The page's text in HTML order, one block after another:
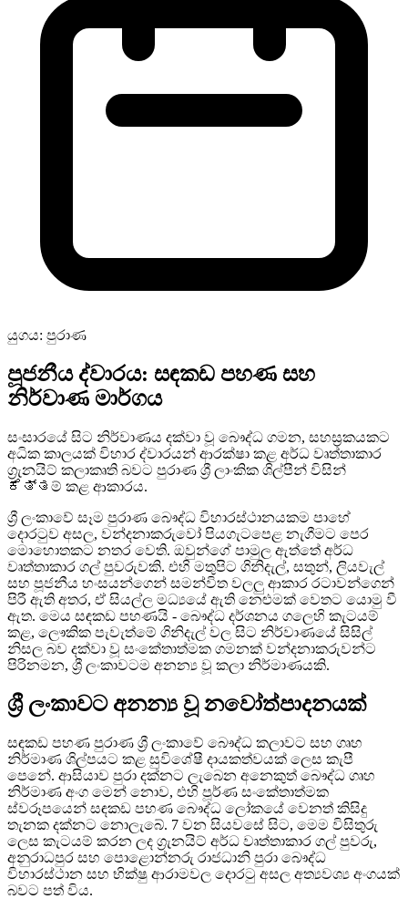
යුගය: පුරාණ
පූජනීය ද්වාරය: සඳකඩ පහණ සහ
නිර්වාණ මාර්ගය
සංසාරයේ සිට නිර්වාණය දක්වා වූ බෞද්ධ ගමන, සහස්‍රකයකට
අධික කාලයක් විහාර ද්වාරයන් ආරක්ෂා කළ අර්ධ වෘත්තාකාර
ග්‍රැනයිට් කලාකෘති බවට පුරාණ ශ්‍රී ලාංකික ශිල්පීන් විසින්
ಕೆತ್ತම් කළ ආකාරය.
ශ්‍රී ලංකාවේ සෑම පුරාණ බෞද්ධ විහාරස්ථානයකම පාහේ
දොරටුව අසල, වන්දනාකරුවෝ පියගැටපෙළ නැගීමට පෙර
මොහොතකට නතර වෙති. ඔවුන්ගේ පාමුල ඇත්තේ අර්ධ
වෘත්තාකාර ගල් පුවරුවකි. එහි මතුපිට ගිනිදැල්, සතුන්, ලියවැල්
සහ පූජනීය හංසයන්ගෙන් සමන්විත වලලු ආකාර රටාවන්ගෙන්
පිරී ඇති අතර, ඒ සියල්ල මධ්‍යයේ ඇති නෙළුමක් වෙතට යොමු වී
ඇත. මෙය සඳකඩ පහණයි - බෞද්ධ දර්ශනය ගලෙහි කැටයම්
කළ, ලෞකික පැවැත්මේ ගිනිදැල් වල සිට නිර්වාණයේ සිසිල්
නිසල බව දක්වා වූ සංකේතාත්මක ගමනක් වන්දනාකරුවන්ට
පිරිනමන, ශ්‍රී ලංකාවටම අනන්‍ය වූ කලා නිර්මාණයකි.
ශ්‍රී ලංකාවට අනන්‍ය වූ නවෝත්පාදනයක්
සඳකඩ පහණ පුරාණ ශ්‍රී ලංකාවේ බෞද්ධ කලාවට සහ ගෘහ
නිර්මාණ ශිල්පයට කළ සුවිශේෂී දායකත්වයක් ලෙස කැපී
පෙනේ. ආසියාව පුරා දක්නට ලැබෙන අනෙකුත් බෞද්ධ ගෘහ
නිර්මාණ අංග මෙන් නොව, එහි පූර්ණ සංකේතාත්මක
ස්වරූපයෙන් සඳකඩ පහණ බෞද්ධ ලෝකයේ වෙනත් කිසිදු
තැනක දක්නට නොලැබේ. 7 වන සියවසේ සිට, මෙම විසිතුරු
ලෙස කැටයම් කරන ලද ග්‍රැනයිට් අර්ධ වෘත්තාකාර ගල් පුවරු,
අනුරාධපුර සහ පොළොන්නරු රාජධානි පුරා බෞද්ධ
විහාරස්ථාන සහ භික්ෂු ආරාමවල දොරටු අසල අත්‍යවශ්‍ය අංගයක්
බවට පත් විය.